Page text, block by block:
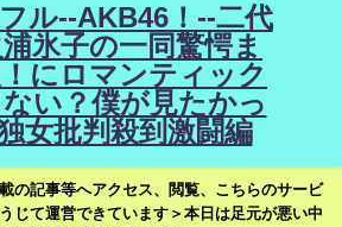
ル--AKB46！--二代
氷子の一同驚愕ま
にロマンティック
い？僕が見たかっ
女批判殺到激闘編
の記事等へアクセス、閲覧、こちらのサービ
じて運営できています＞本日は足元が悪い中